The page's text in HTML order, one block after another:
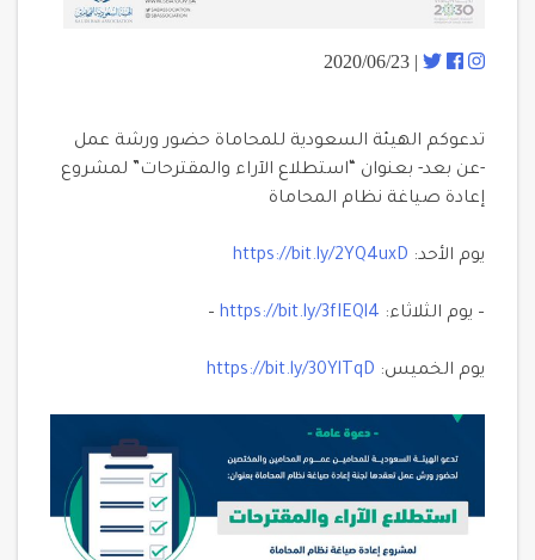
| 2020/06/23
تدعوكم الهيئة السعودية للمحاماة حضور ورشة عمل
-عن بعد- بعنوان “استطلاع الآراء والمقترحات” لمشروع
إعادة صياغة نظام المحاماة
يوم الأحد:https://bit.ly/2YQ4uxD
– يوم الثلاثاء:https://bit.ly/3fIEQl4
–
يوم الخميس:https://bit.ly/30YlTqD